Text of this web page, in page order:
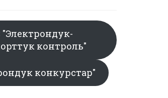
контроль"
конкурстар"